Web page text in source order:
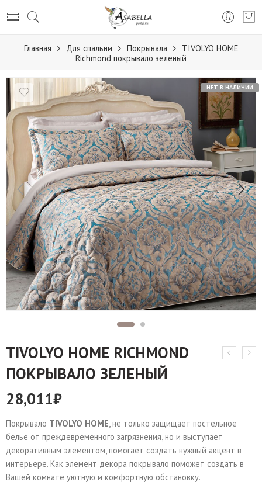
Главная Для спальни Покрывала
TIVOLYO HOME
Richmond покрывало зеленый
НЕТ В НАЛИЧИИ
TIVOLYO HOME RICHMOND
ПОКРЫВАЛО ЗЕЛЕНЫЙ
28,011₽
Покрывало TIVOLYO HOME, не только защищает постельное
белье от преждевременного загрязнения, но и выступает
декоративным элементом, помогает создать нужный акцент в
интерьере. Как элемент декора покрывало поможет создать в
Вашей комнате уютную и комфортную обстановку.